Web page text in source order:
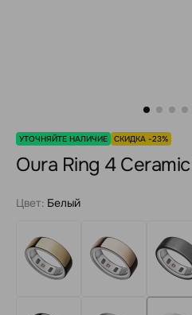
УТОЧНЯЙТЕ НАЛИЧИЕ СКИДКА -23%
Oura Ring 4
Цвет: Белый